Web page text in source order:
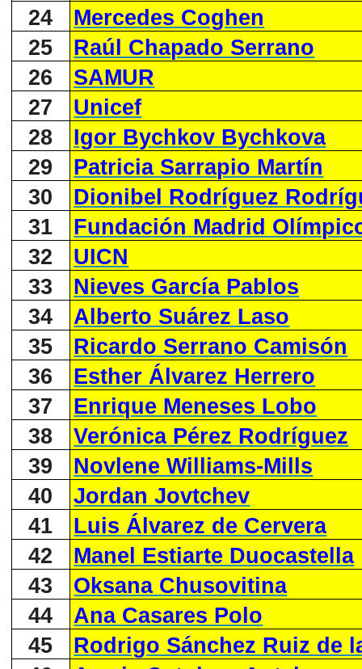
24
Mercedes Coghen
25
Raúl Chapado Serrano
26
SAMUR
27
Unicef
28
Igor Bychkov Bychkova
29
Patricia Sarrapio Martín
30
Dionibel Rodríguez
31
Fundación Madrid
32
UICN
33
Nieves García Pablos
34
Alberto Suárez Laso
35
Ricardo Serrano Camisón
36
Esther Álvarez Herrero
37
Enrique Meneses Lobo
38
Verónica Pérez Rodríguez
39
Novlene Williams-Mills
40
Jordan Jovtchev
41
Luis Álvarez de Cervera
42
Manel Estiarte Duocastella
43
Oksana Chusovitina
44
Ana Casares Polo
45
Rodrigo Sánchez Ruiz de